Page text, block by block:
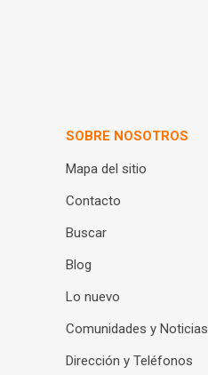
SOBRE NOSOTROS
Mapa del sitio
Contacto
Buscar
Blog
Lo nuevo
Comunidades y Noticias
Dirección y Teléfonos